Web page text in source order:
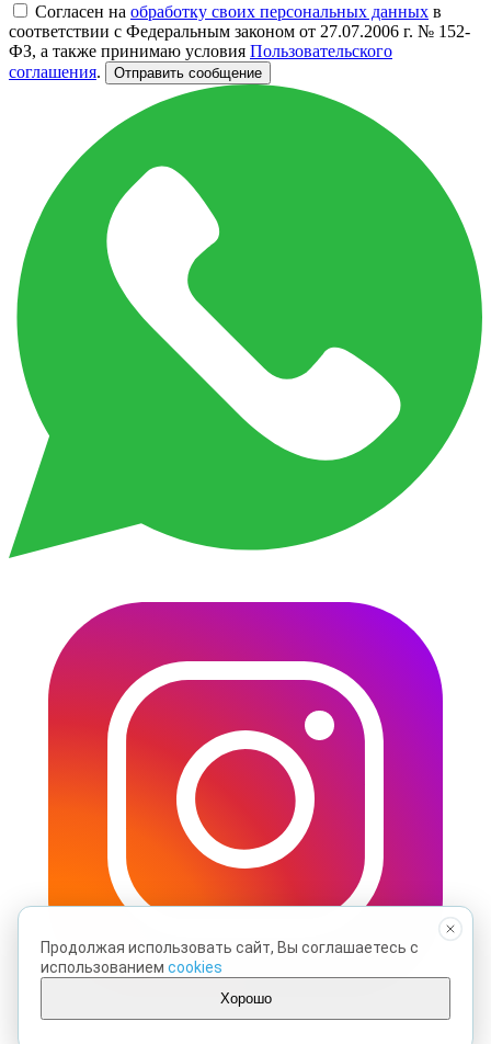
Согласен на обработку своих персональных данных в
соответствии с Федеральным законом от 27.07.2006 г. № 152-
ФЗ, а также принимаю условия Пользовательского
соглашения. Отправить сообщение
Продолжая использовать сайт, Вы соглашаетесь с
использованием cookies
Хорошо